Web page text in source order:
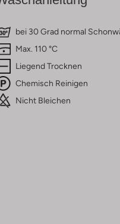
bei 30 Grad normal
Max. 110 °C
Liegend Trocknen
Chemisch Reinigen
Nicht Bleichen